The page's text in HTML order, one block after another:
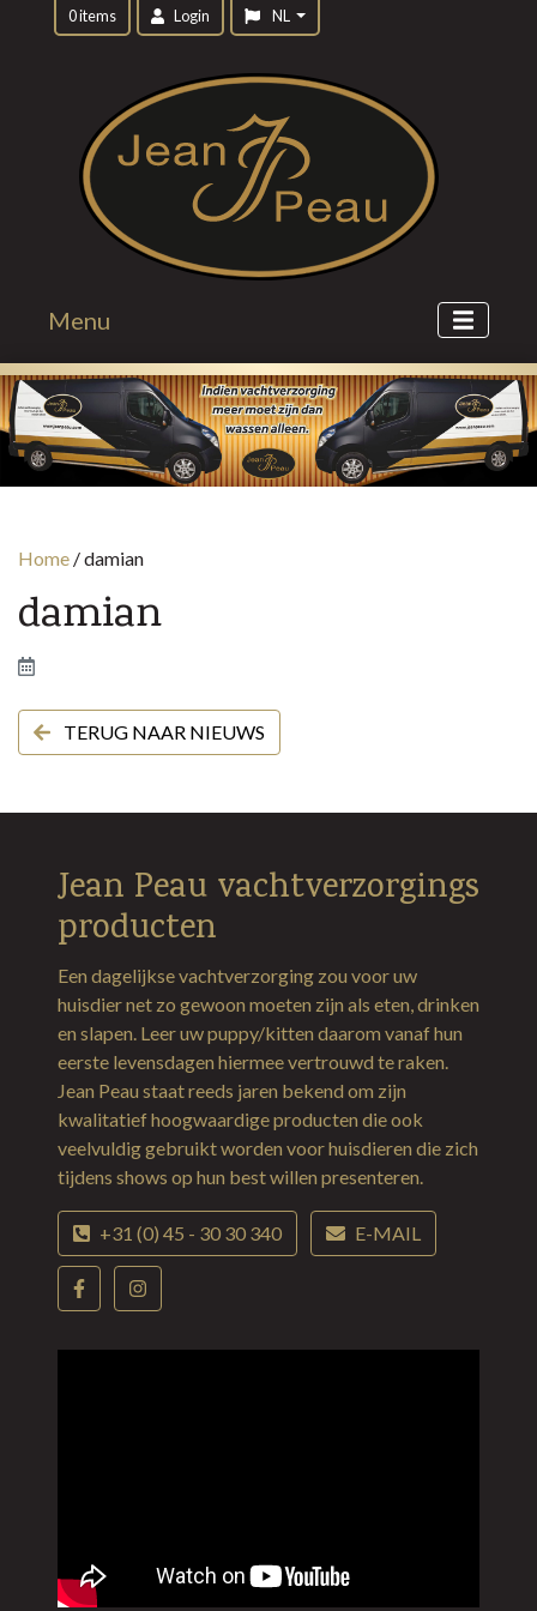
0 items Login NL
Menu
Home /damian
damian
TERUG NAAR NIEUWS
Jean Peau vachtverzorgings
producten
Een dagelijkse vachtverzorging zou voor uw
huisdier net zo gewoon moeten zijn als eten, drinken
en slapen. Leer uw puppy/kitten daarom vanaf hun
eerste levensdagen hiermee vertrouwd te raken.
Jean Peau staat reeds jaren bekend om zijn
kwalitatief hoogwaardige producten die ook
veelvuldig gebruikt worden voor huisdieren die zich
tijdens shows op hun best willen presenteren.
+31 (0) 45 - 30 30 340 E-MAIL